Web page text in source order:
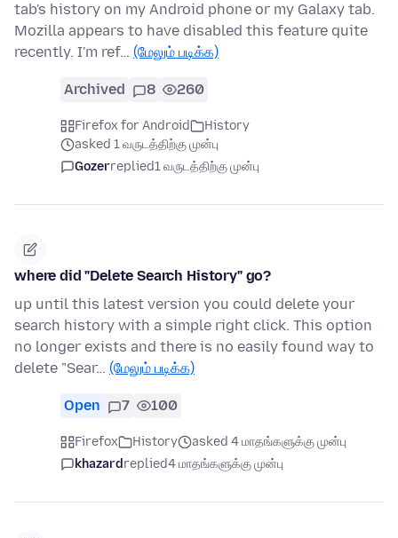
tab's history on my Android phone or my Galaxy tab.
Mozilla appears to have disabled this feature quite
recently. I'm ref… (மேலும் படிக்க)
Archived 8 260
Firefox for Android
History
asked 1 வருடத்திற்கு முன்பு
Gozerreplied1 வருடத்திற்கு முன்பு
where did "Delete Search History" go?
up until this latest version you could delete your
search history with a simple right click. This option
no longer exists and there is no easily found way to
delete "Sear… (மேலும் படிக்க)
Open 7 100
Firefox History
asked 4 மாதங்களுக்கு முன்பு
khazardreplied4 மாதங்களுக்கு முன்பு